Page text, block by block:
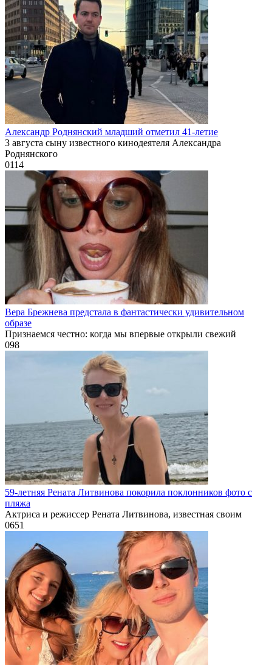
Александр Роднянский младший отметил 41-летие
3 августа сыну известного кинодеятеля Александра
Роднянского
0114
Вера Брежнева предстала в фантастически удивительном
образе
Признаемся честно: когда мы впервые открыли свежий
098
59-летняя Рената Литвинова покорила поклонников фото с
пляжа
Актриса и режиссер Рената Литвинова, известная своим
0651